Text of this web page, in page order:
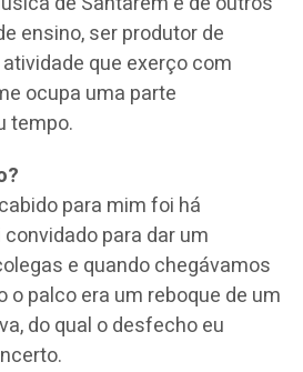
ensino, ser produtor de
que exerço com
ocupa uma parte
tempo.
para mim foi há
para dar um
e quando chegávamos
o palco era um reboque de um
do qual o desfecho eu